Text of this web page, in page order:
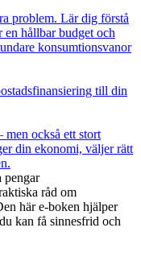
problem. Lär dig förstå
hållbar budget och
konsumtionsvanor
till din
men också ett stort
din ekonomi, väljer rätt
pengar
råd om
här e-boken hjälper
kan få sinnesfrid och